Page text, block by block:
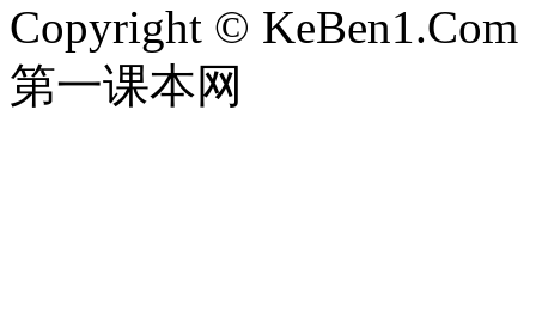
Copyright © KeBen1.Com
第一课本网